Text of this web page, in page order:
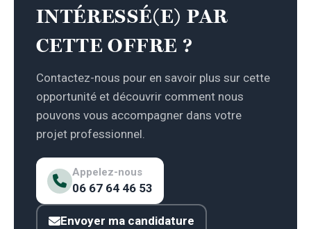
INTÉRESSÉ(E) PAR
CETTE OFFRE ?
Contactez-nous pour en savoir plus sur cette
opportunité et découvrir comment nous
pouvons vous accompagner dans votre
projet professionnel.
Appelez-nous
06 67 64 46 53
Envoyer ma candidature